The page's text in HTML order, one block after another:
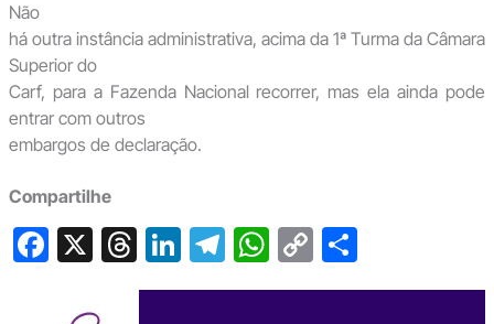
Não
há outra instância administrativa, acima da 1ª Turma da Câmara
Superior do
Carf, para a Fazenda Nacional recorrer, mas ela ainda pode
entrar com outros
embargos de declaração.
Compartilhe
F X T
hr
Li
n
T
el
W
h
C
o
S
h